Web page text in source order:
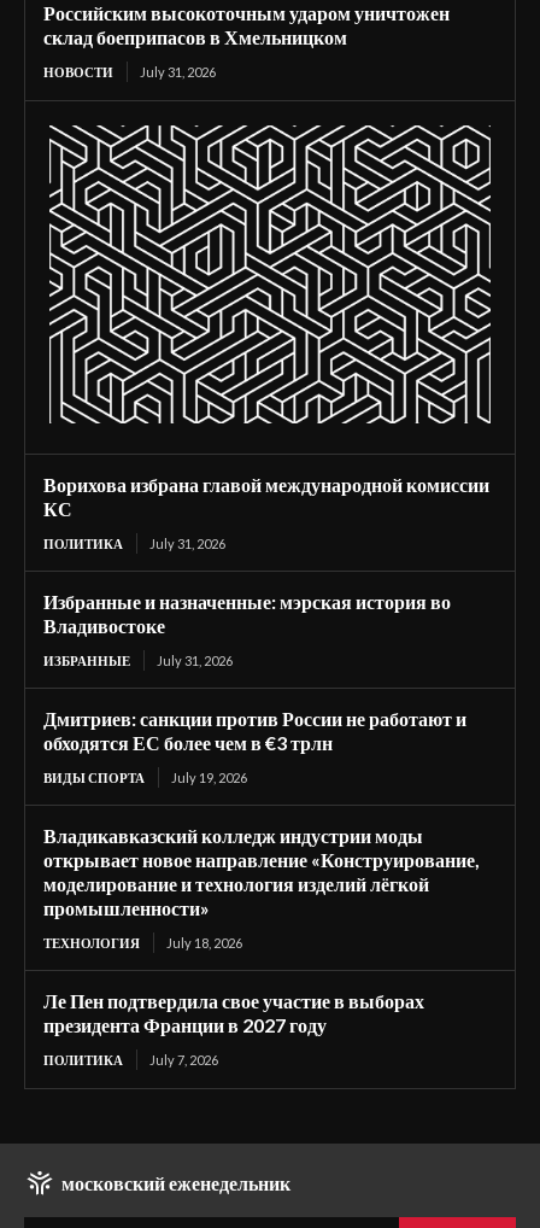
Российским высокоточным ударом уничтожен
склад боеприпасов в Хмельницком
НОВОСТИ July 31, 2026
Ворихова избрана главой международной комиссии
КС
ПОЛИТИКА July 31, 2026
Избранные и назначенные: мэрская история во
Владивостоке
ИЗБРАННЫЕ July 31, 2026
Дмитриев: санкции против России не работают и
обходятся ЕС более чем в €3 трлн
ВИДЫ СПОРТА July 19, 2026
Владикавказский колледж индустрии моды
открывает новое направление «Конструирование,
моделирование и технология изделий лёгкой
промышленности»
ТЕХНОЛОГИЯ July 18, 2026
Ле Пен подтвердила свое участие в выборах
президента Франции в 2027 году
ПОЛИТИКА July 7, 2026
московский еженедельник